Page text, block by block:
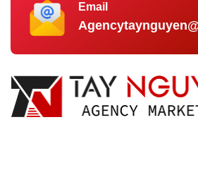
Email